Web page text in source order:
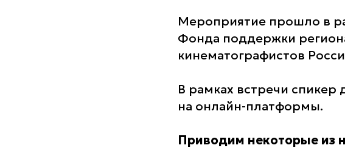
Мероприятие прошло в
Фонда поддержки
кинематографистов
В рамках встречи
на онлайн-платформы.
Приводим некоторые из